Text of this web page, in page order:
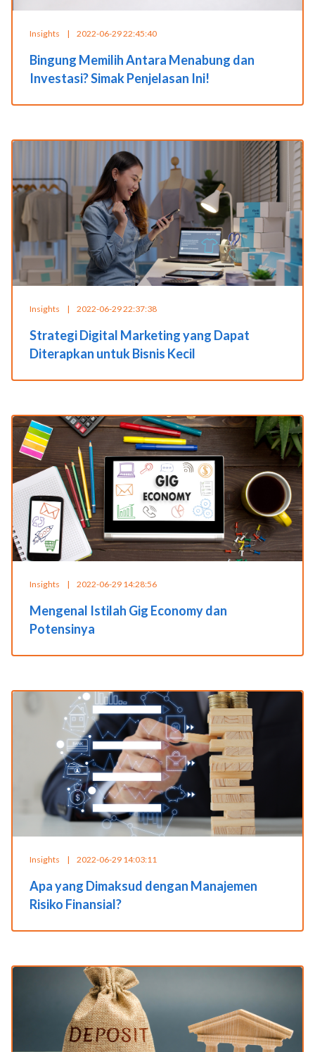
Insights | 2022-06-29 22:45:40
Bingung Memilih Antara Menabung dan
Investasi? Simak Penjelasan Ini!
Insights | 2022-06-29 22:37:38
Strategi Digital Marketing yang Dapat
Diterapkan untuk Bisnis Kecil
Insights | 2022-06-29 14:28:56
Mengenal Istilah Gig Economy dan
Potensinya
Insights | 2022-06-29 14:03:11
Apa yang Dimaksud dengan Manajemen
Risiko Finansial?